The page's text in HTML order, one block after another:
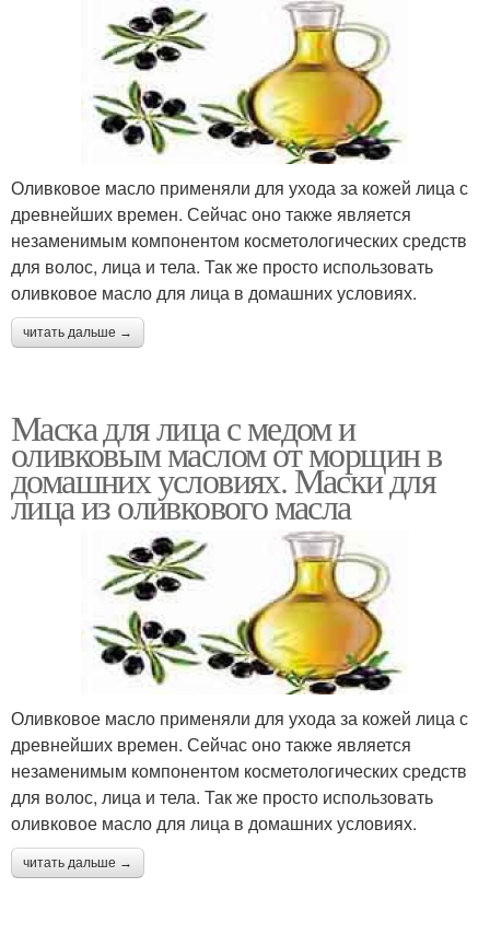
Оливковое масло применяли для ухода за кожей лица с
древнейших времен. Сейчас оно также является
незаменимым компонентом косметологических средств
для волос, лица и тела. Так же просто использовать
оливковое масло для лица в домашних условиях.
читать дальше →
Маска для лица с медом и
оливковым маслом от морщин в
домашних условиях. Маски для
лица из оливкового масла
Оливковое масло применяли для ухода за кожей лица с
древнейших времен. Сейчас оно также является
незаменимым компонентом косметологических средств
для волос, лица и тела. Так же просто использовать
оливковое масло для лица в домашних условиях.
читать дальше →